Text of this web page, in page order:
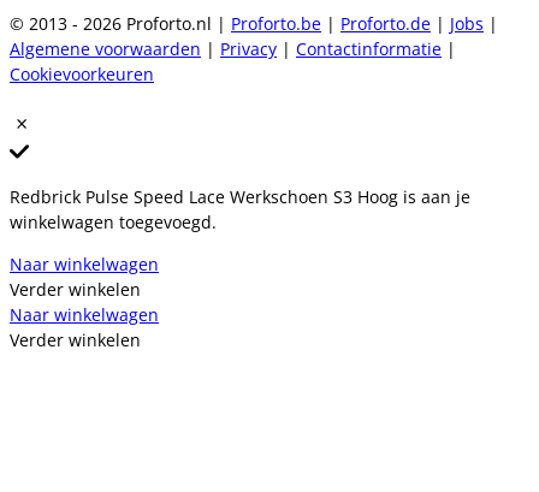
© 2013 - 2026 Proforto.nl | Proforto.be | Proforto.de | Jobs |
Algemene voorwaarden | Privacy | Contactinformatie |
Cookievoorkeuren
Redbrick Pulse Speed Lace Werkschoen S3 Hoog is aan je
winkelwagen toegevoegd.
Naar winkelwagen
Verder winkelen
Naar winkelwagen
Verder winkelen